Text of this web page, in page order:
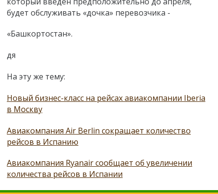
будет обслуживать «дочка» перевозчика -
«Башкортостан».
дя
На эту же тему:
Новый бизнес-класс на рейсах авиакомпании Iberia
в Москву
Авиакомпания Air Berlin сокращает количество
рейсов в Испанию
Авиакомпания Ryanair сообщает об увеличении
количества рейсов в Испании